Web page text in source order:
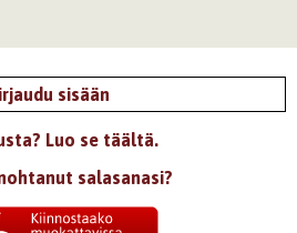
sisään
Luo se täältä.
salasanasi?